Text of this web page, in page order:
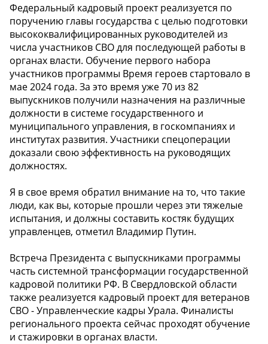
Федеральный кадровый проект реализуется по
поручению главы государства с целью подготовки
высококвалифицированных руководителей из
числа участников СВО для последующей работы в
органах власти. Обучение первого набора
участников программы Время героев стартовало в
мае 2024 года. За это время уже 70 из 82
выпускников получили назначения на различные
должности в системе государственного и
муниципального управления, в госкомпаниях и
институтах развития. Участники спецоперации
доказали свою эффективность на руководящих
должностях.
Я в свое время обратил внимание на то, что такие
люди, как вы, которые прошли через эти тяжелые
испытания, и должны составить костяк будущих
управленцев, отметил Владимир Путин.
Встреча Президента с выпускниками программы
часть системной трансформации государственной
кадровой политики РФ. В Свердловской области
также реализуется кадровый проект для ветеранов
СВО - Управленческие кадры Урала. Финалисты
регионального проекта сейчас проходят обучение
и стажировки в органах власти.